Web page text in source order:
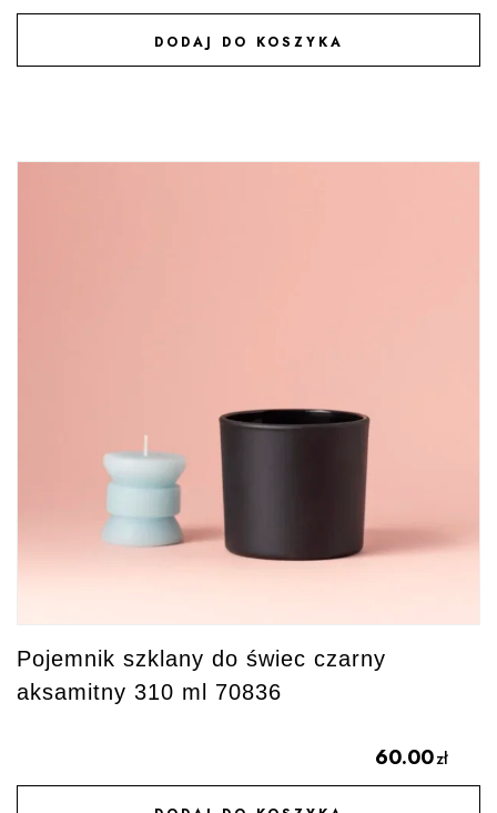
DODAJ DO KOSZYKA
DODAJ DO ULUBIONYCH
Pojemnik szklany do świec czarny
aksamitny 310 ml 70836
60.00zł